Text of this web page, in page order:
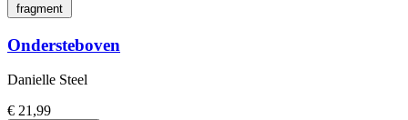
fragment
Ondersteboven
Danielle Steel
€ 21,99